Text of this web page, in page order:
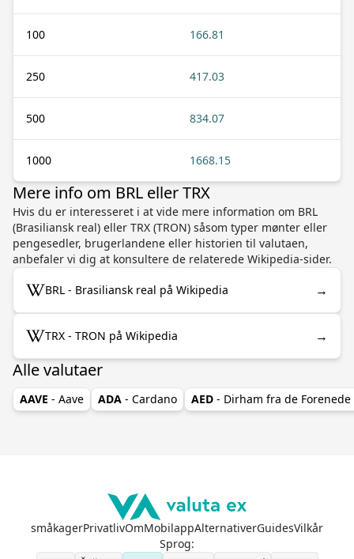
100 166.81
250 417.03
500 834.07
1000 1668.15
Mere info om BRL eller TRX
Hvis du er interesseret i at vide mere information om BRL
(Brasiliansk real) eller TRX (TRON) såsom typer mønter eller
pengesedler, brugerlandene eller historien til valutaen,
anbefaler vi dig at konsultere de relaterede Wikipedia-sider.
BRL - Brasiliansk real på Wikipedia →
TRX - TRON på Wikipedia →
Alle valutaer
AAVE - Aave ADA - Cardano AED - Dirham fra de
småkagerPrivatlivOmMobilappAlternativerGuidesVilkår
Sprog: